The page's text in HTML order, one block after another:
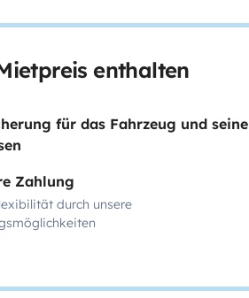
enthalten
für das Fahrzeug und seine
Zahlung
durch unsere